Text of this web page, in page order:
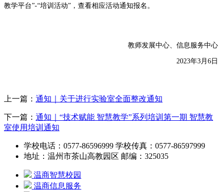
教学平台”-“培训活动”，查看相应活动通知报名。
教师发展中心、信息服务中心
2023年3月6日
上一篇： 通知｜关于进行实验室全面整改通知
下一篇： 通知｜“技术赋能 智慧教学”系列培训第一期 智慧教
室使用培训通知
学校电话：0577-86596999 学校传真：0577-86597999
地址：温州市茶山高教园区 邮编：325035
温商智慧校园
温商信息服务